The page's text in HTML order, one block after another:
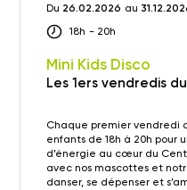
Du 26.02.2026 au
18h - 20h
Mini Kids Disco
Les 1ers vendredis
Chaque premier vendredi
enfants de 18h à 20h pour
d’énergie au cœur du
avec nos mascottes et
danser, se dépenser et